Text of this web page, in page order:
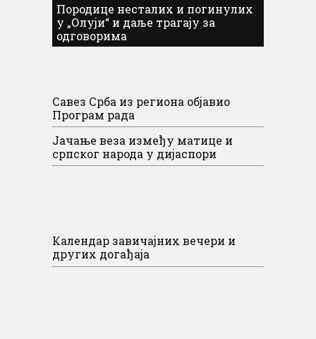
Породице несталих и погинулих
у „Олуји“ и даље трагају за
одговорима
Савез Срба из региона објавио
Програм рада
Јачање веза између матице и
српског народа у дијаспори
Календар завичајних вечери и
других догађаја